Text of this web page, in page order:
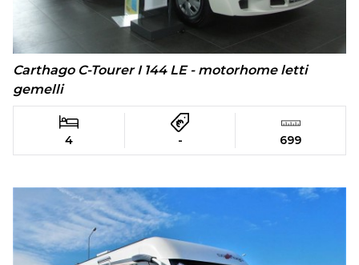
Carthago C-Tourer I 144 LE - motorhome letti
gemelli
4 - 699